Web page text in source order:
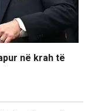
në krah të